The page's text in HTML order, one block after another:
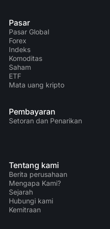
Pasar
Pasar Global
Forex
Indeks
Komoditas
Saham
ETF
Mata uang kripto
Pembayaran
Setoran dan Penarikan
Tentang kami
Berita perusahaan
Mengapa Kami?
Sejarah
Hubungi kami
Kemitraan